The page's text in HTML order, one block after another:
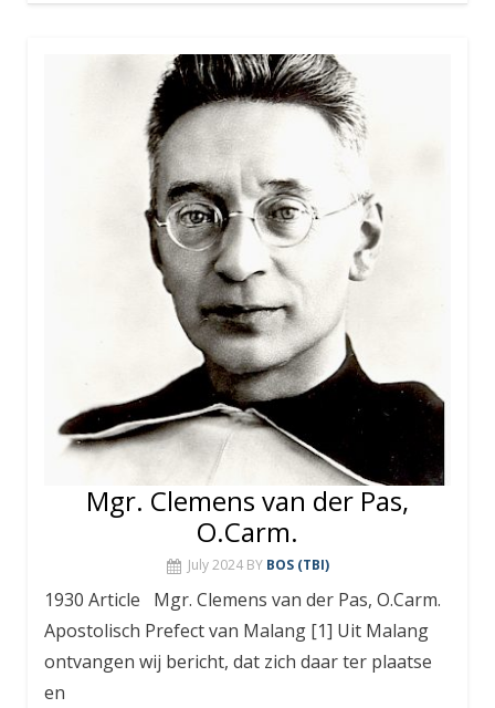
Mgr. Clemens van der Pas,
O.Carm.
July 2024 BY BOS (TBI)
1930 Article Mgr. Clemens van der Pas, O.Carm.
Apostolisch Prefect van Malang [1] Uit Malang
ontvangen wij bericht, dat zich daar ter plaatse
en